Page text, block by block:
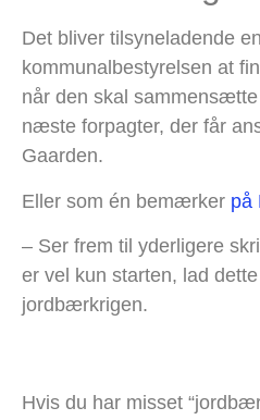
Det bliver tilsyneladende
kommunalbestyrelsen at
når den skal
næste forpagter, der får
Gaarden.
Eller som én bemærker på
– Ser frem til yderligere
er vel kun starten, lad
jordbærkrigen.
Hvis du har misset